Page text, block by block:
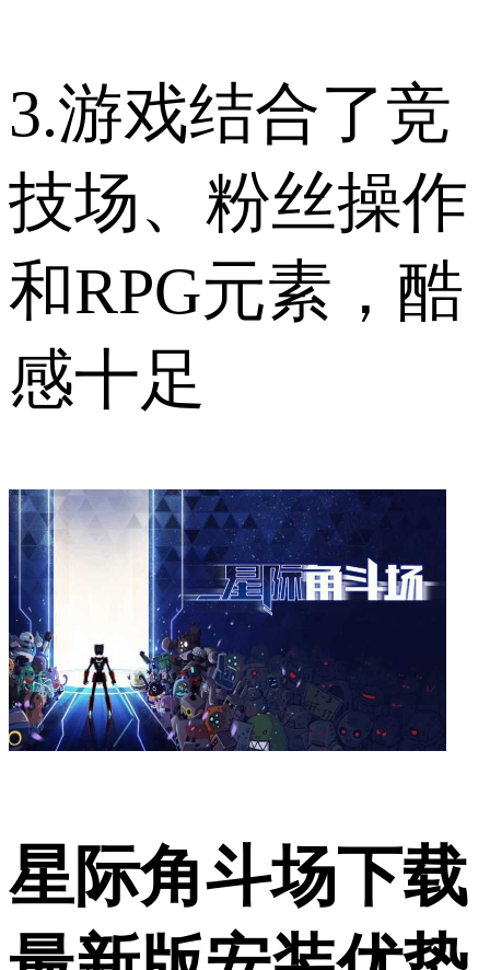
3.游戏结合了竞
技场、粉丝操作
和RPG元素，酷
感十足
星际角斗场下载